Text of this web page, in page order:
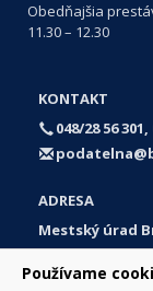
Používame
Obedňajšia
11.30 – 12.30
KONTAKT
048/28 56
ADRESA
Mestský úrad
Námestie gen.
977 01 Brezno